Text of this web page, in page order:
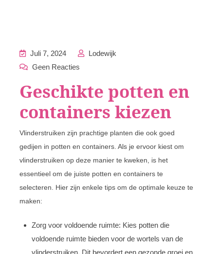
Juli 7, 2024
Lodewijk
Geen Reacties
Geschikte potten en
containers kiezen
Vlinderstruiken zijn prachtige planten die ook goed
gedijen in potten en containers. Als je ervoor kiest om
vlinderstruiken op deze manier te kweken, is het
essentieel om de juiste potten en containers te
selecteren. Hier zijn enkele tips om de optimale keuze te
maken:
Zorg voor voldoende ruimte: Kies potten die
voldoende ruimte bieden voor de wortels van de
vlinderstruiken. Dit bevordert een gezonde groei en